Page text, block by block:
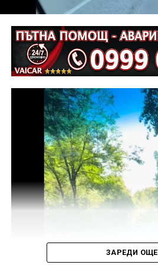
Съдебният акт е окончателен.
ЗАРЕДИ ОЩЕ